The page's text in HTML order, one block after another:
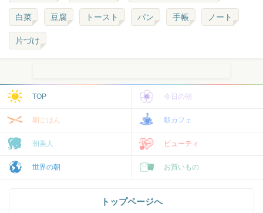
白菜 豆腐 トースト パン 手帳 ノート
片づけ
TOP 今日の朝
朝ごはん 朝カフェ
朝美人 ビューティ
世界の朝 お買いもの
トップページへ